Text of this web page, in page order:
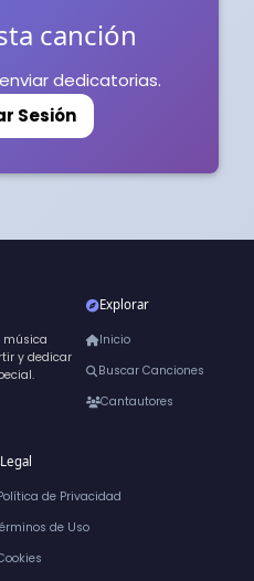
canción
dedicatorias.
Sesión
música
y dedicar
Explorar
Inicio
Buscar Canciones
Cantautores
Legal
de Privacidad
de Uso